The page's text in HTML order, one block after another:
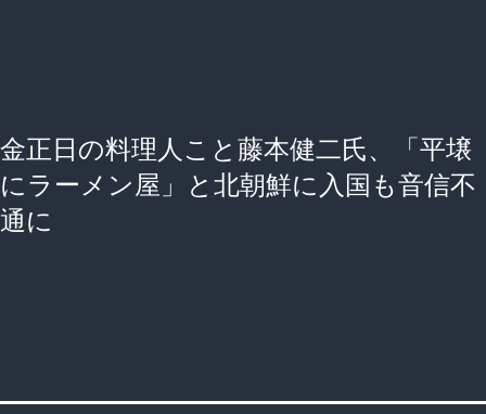
金正日の料理人こと藤本健二氏、「平壌
にラーメン屋」と北朝鮮に入国も音信不
通に